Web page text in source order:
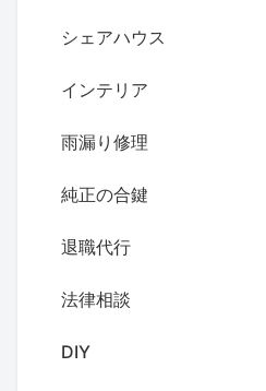
シェアハウス
インテリア
雨漏り修理
純正の合鍵
退職代行
法律相談
DIY